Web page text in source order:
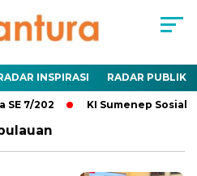
INSPIRASI RADAR PUBLIK
7/202 KI Sumenep